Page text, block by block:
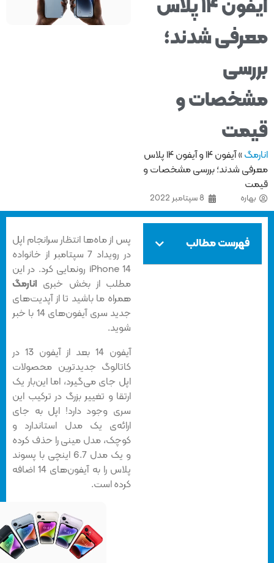
آیفون ۱۴ پلاس
شدند؛
و
»
آیفون ۱۴ و آیفون ۱۴ پلاس
شدند؛ بررسی مشخصات و
بهاره
فهرست مطالب
پس از ما‌ه‌ها انتظار سرانجام اپل
در رویداد 7 سپتامبر از خانواده
iPhone 14 رونمایی کرد. در این
مطلب از بخش خبریانارمگ
همراه ما باشید تا از آپدیت‌های
جدید سری آیفون‌های 14 با خبر
شوید.
آیفون‌ 14 بعد از آیفون 13 در
کاتالوگ جدیدترین محصولات
اپل جای می‌گیرد، اما این‌بار یک
ارتقا و تغییر بزرگ در ترکیب این
سری وجود دارد! اپل به جای
ارائه‌ی یک مدل استاندارد و
کوچک، مدل مینی را حذف کرده
و یک مدل 6.7 اینچی با پسوند
پلاس را به آیفون‌های 14 اضافه
کرده است.